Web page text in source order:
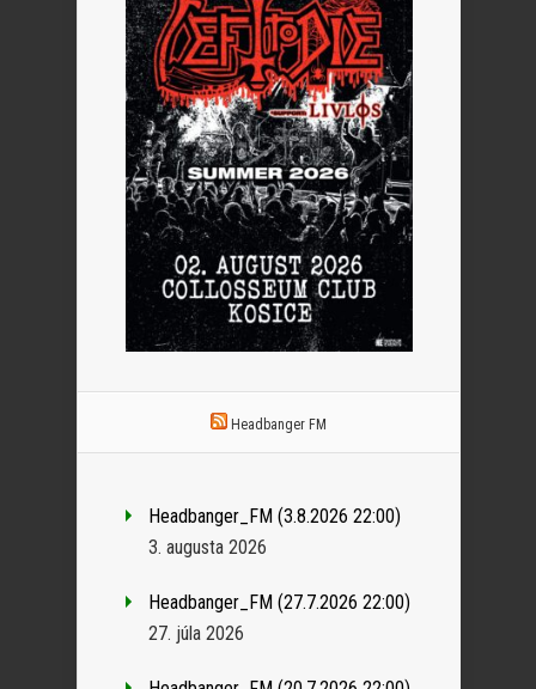
Headbanger FM
Headbanger_FM (3.8.2026 22:00)
3. augusta 2026
Headbanger_FM (27.7.2026 22:00)
27. júla 2026